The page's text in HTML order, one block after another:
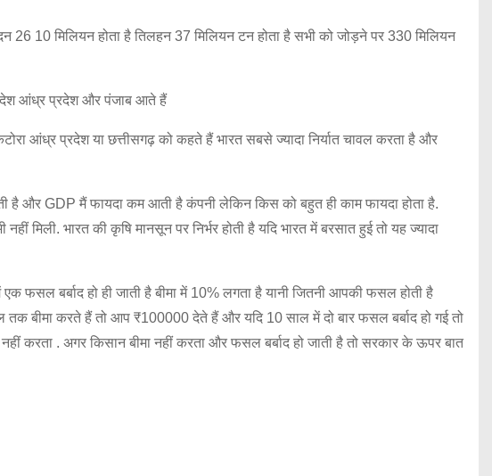
26 10 मिलियन होता है तिलहन 37 मिलियन टन होता है सभी को जोड़ने पर 330 मिलियन
आंध्र प्रदेश और पंजाब आते हैं
आंध्र प्रदेश या छत्तीसगढ़ को कहते हैं भारत सबसे ज्यादा निर्यात चावल करता है और
और GDP मैं फायदा कम आती है कंपनी लेकिन किस को बहुत ही काम फायदा होता है.
भारत की कृषि मानसून पर निर्भर होती है यदि भारत में बरसात हुई तो यह ज्यादा
फसल बर्बाद हो ही जाती है बीमा में 10% लगता है यानी जितनी आपकी फसल होती है
बीमा करते हैं तो आप ₹100000 देते हैं और यदि 10 साल में दो बार फसल बर्बाद हो गई तो
करता . अगर किसान बीमा नहीं करता और फसल बर्बाद हो जाती है तो सरकार के ऊपर बात